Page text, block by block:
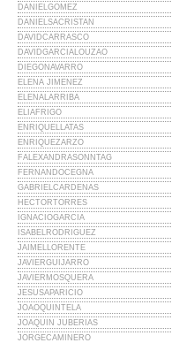
DANIELGOMEZ
DANIELSACRISTAN
DAVIDCARRASCO
DAVIDGARCIALOUZAO
DIEGONAVARRO
ELENA JIMENEZ
ELENALARRIBA
ELIAFRIGO
ENRIQUELLATAS
ENRIQUEZARZO
FALEXANDRASONNTAG
FERNANDOCEGNA
GABRIELCARDENAS
HECTORTORRES
IGNACIOGARCIA
ISABELRODRIGUEZ
JAIMELLORENTE
JAVIERGUIJARRO
JAVIERMOSQUERA
JESUSAPARICIO
JOAOQUINTELA
JOAQUIN JUBERIAS
JORGECAMINERO